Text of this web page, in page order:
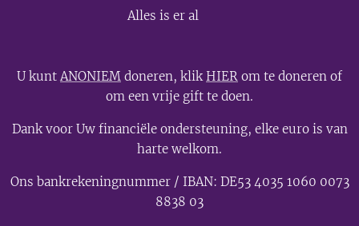
Alles is er al
U kuntANONIEM doneren, klikHIER om te doneren of
om een vrije gift te doen.
Dank voor Uw financiële ondersteuning, elke euro is van
harte welkom.
Ons bankrekeningnummer / IBAN: DE53 4035 1060 0073
8838 03